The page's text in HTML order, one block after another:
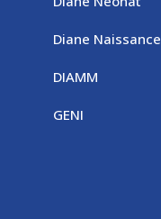
Diane Naissance
DIAMM
GENI